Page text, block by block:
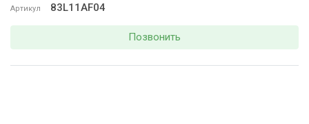
Артикул 83L11AF04
Позвонить